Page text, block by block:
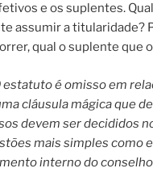
e os suplentes.
assumir a titularidade?
qual o suplente que
estatuto é omisso em
cláusula mágica que
devem ser decididos
mais simples como
interno do